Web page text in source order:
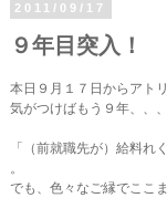
2011/09/17
９年目突入！
本日９月１７日からアト
気がつけばもう９年、、、
「（前就職先が）給料れ
。
でも、色々なご縁でここ